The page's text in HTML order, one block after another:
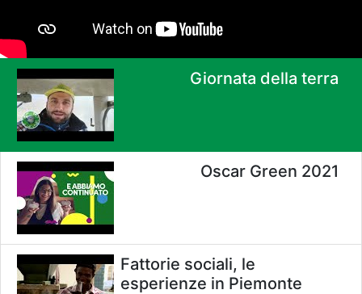
Giornata della terra
Oscar Green 2021
Fattorie sociali, le
esperienze in Piemonte